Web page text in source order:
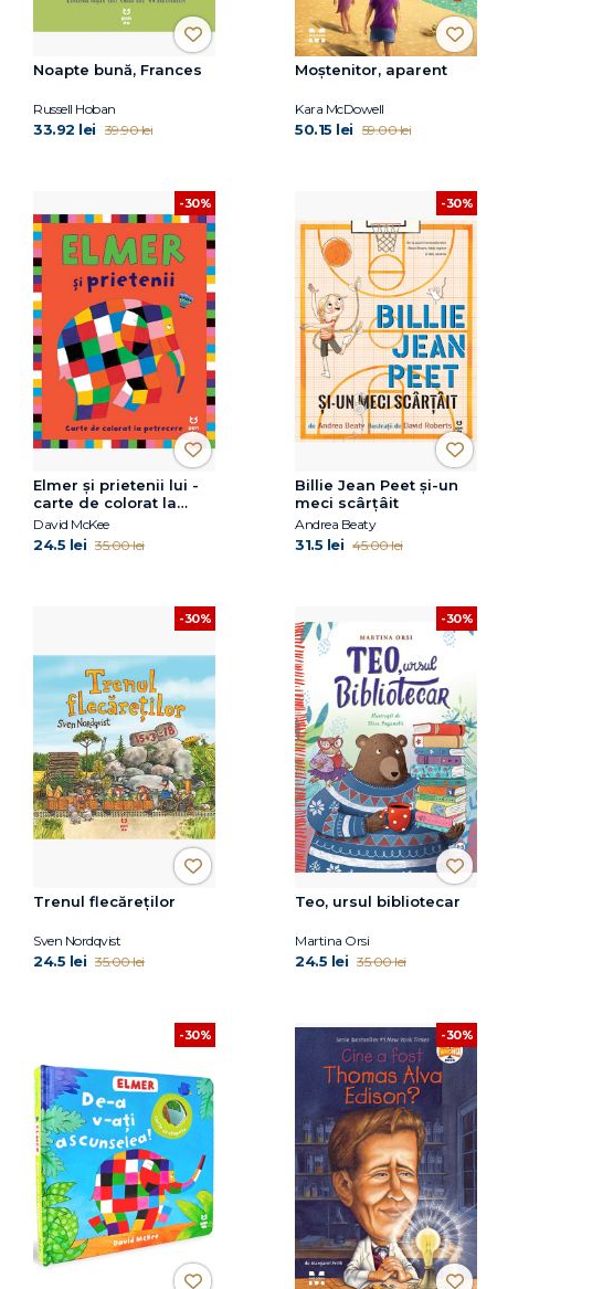
Noapte bună, Frances
Russell Hoban
33.92 lei 39.90 lei
Moștenitor, aparent
Kara McDowell
50.15 lei 59.00 lei
-30%
Elmer și prietenii lui -
carte de colorat la
petrecere
David McKee
24.5 lei 35.00 lei
-30%
Billie Jean Peet și-un
meci scârțâit
Andrea Beaty
31.5 lei 45.00 lei
-30%
Trenul flecăreților
Sven Nordqvist
24.5 lei 35.00 lei
-30%
Teo, ursul bibliotecar
Martina Orsi
24.5 lei 35.00 lei
-30% -30%